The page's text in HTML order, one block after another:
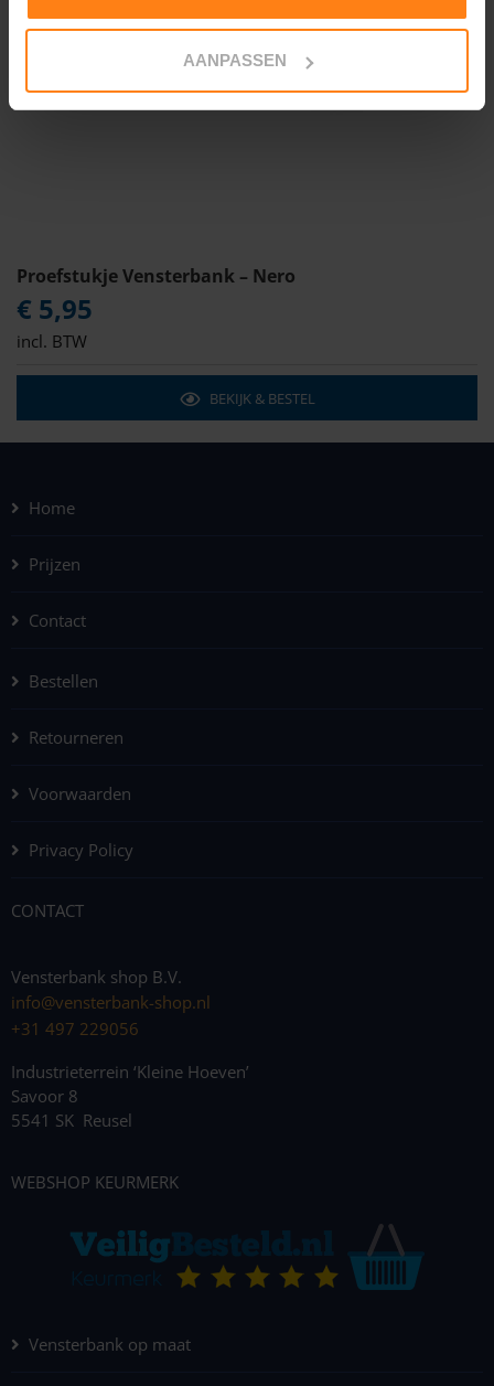
AANPASSEN
Proefstukje Vensterbank – Nero
€ 5,95
incl. BTW
BEKIJK & BESTEL
Home
Prijzen
Contact
Bestellen
Retourneren
Voorwaarden
Privacy Policy
CONTACT
Vensterbank shop B.V.
info@vensterbank-shop.nl
+31 497 229056
Industrieterrein ‘Kleine Hoeven’
Savoor 8
5541 SK Reusel
WEBSHOP KEURMERK
Vensterbank op maat